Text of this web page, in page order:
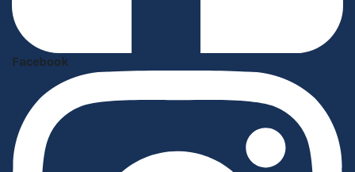
Facebook